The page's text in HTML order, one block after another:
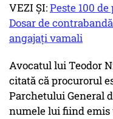
VEZI ȘI:Peste 100
Dosar de
angajați vamali
Avocatul lui Teodor
citată că procurorul
Parchetului General
numele lui fiind emis